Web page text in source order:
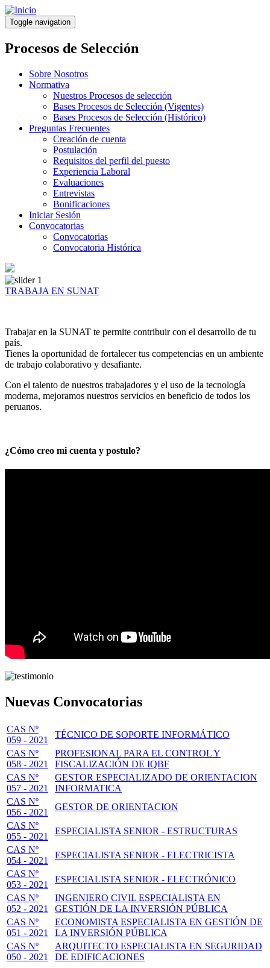
Pasar
al
contenido
principal
Toggle navigation
Procesos de Selección
Sobre Nosotros
Normativa
Nuestros Procesos de selección
Bases Procesos de Selección (Vigentes)
Bases Procesos de Selección (Histórico)
Preguntas Frecuentes
Creación de cuenta
Postulación
Requisitos del perfil del puesto
Experiencia Laboral
Evaluaciones
Entrevistas
Bonificaciones
Iniciar Sesión
Convocatorias
Convocatorias
Convocatoria Histórica
TRABAJA EN SUNAT
Trabajar en la SUNAT te permite contribuir con el desarrollo de tu
país.
Tienes la oportunidad de fortalecer tus competencias en un ambiente
de trabajo colaborativo y desafiante.
Con el talento de nuestros trabajadores y el uso de la tecnología
moderna, mejoramos nuestros servicios en beneficio de todos los
peruanos.
¿Cómo creo mi cuenta y postulo?
Nuevas Convocatorias
CAS Nº
059 - 2021
TÉCNICO DE SOPORTE INFORMÁTICO
CAS Nº
058 - 2021
PROFESIONAL PARA EL CONTROL Y
FISCALIZACIÓN DE IQBF
CAS Nº
057 - 2021
GESTOR ESPECIALIZADO DE ORIENTACION
INFORMATICA
CAS Nº
056 - 2021
GESTOR DE ORIENTACION
CAS Nº
055 - 2021
ESPECIALISTA SENIOR - ESTRUCTURAS
CAS Nº
054 - 2021
ESPECIALISTA SENIOR - ELECTRICISTA
CAS Nº
053 - 2021
ESPECIALISTA SENIOR - ELECTRÓNICO
CAS Nº
052 - 2021
INGENIERO CIVIL ESPECIALISTA EN
GESTIÓN DE LA INVERSIÓN PÚBLICA
CAS Nº
051 - 2021
ECONOMISTA ESPECIALISTA EN GESTIÓN DE
LA INVERSIÓN PÚBLICA
CAS Nº
050 - 2021
ARQUITECTO ESPECIALISTA EN SEGURIDAD
DE EDIFICACIONES